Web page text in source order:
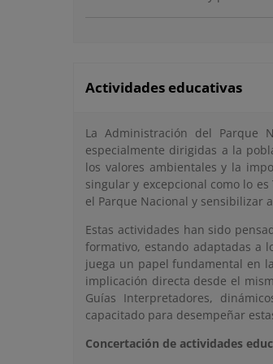
Actividades educativas
La Administración del Parque
especialmente dirigidas a la
los valores ambientales y la
singular y excepcional como lo
el Parque Nacional y sensibilizar
Estas actividades han sido
formativo, estando adaptadas a
juega un papel fundamental en
implicación directa desde el
Guías Interpretadores,
capacitado para desempeñar
Concertación de actividades